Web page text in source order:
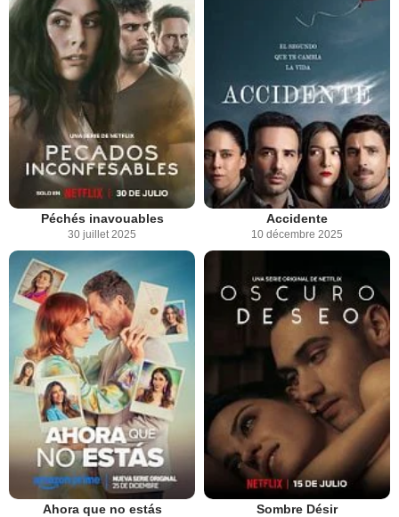
Péchés inavouables
30 juillet 2025
Accidente
10 décembre 2025
Ahora que no estás Sombre Désir